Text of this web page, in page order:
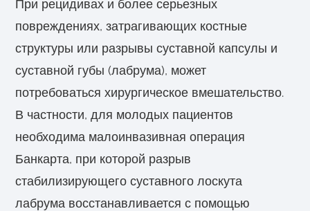
При рецидивах и более серьезных
повреждениях, затрагивающих костные
структуры или разрывы суставной капсулы и
суставной губы (лабрума), может
потребоваться хирургическое вмешательство.
В частности, для молодых пациентов
необходима малоинвазивная операция
Банкарта, при которой разрыв
стабилизирующего суставного лоскута
лабрума восстанавливается с помощью